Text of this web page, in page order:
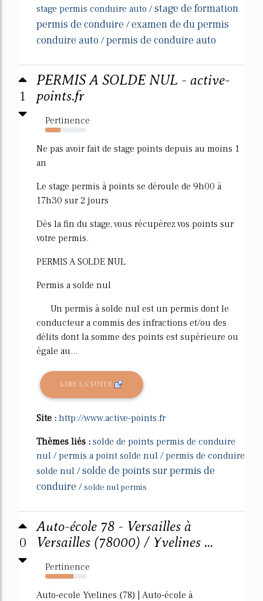
stage permis conduire auto /stage de formation
permis de conduire /examen de du permis
conduire auto /permis de conduire auto
1
PERMIS A SOLDE NUL - active-
points.fr
Pertinence
37%
Ne pas avoir fait de stage points depuis au moins 1
an
Le stage permis à points se déroule de 9h00 à
17h30 sur 2 jours
Dès la fin du stage, vous récupérez vos points sur
votre permis.
PERMIS A SOLDE NUL
Permis a solde nul
Un permis à solde nul est un permis dont le
conducteur a commis des infractions et/ou des
délits dont la somme des points est supérieure ou
égale au...
LIRE LA SUITE
Site : http://www.active-points.fr
Thèmes liés : solde de points permis de conduire
nul /permis a point solde nul /permis de conduire
solde nul /solde de points sur permis de
conduire /solde nul permis
0
Auto-école 78 - Versailles à
Versailles (78000) / Yvelines ...
Pertinence
69%
Auto-ecole Yvelines (78) | Auto-école à